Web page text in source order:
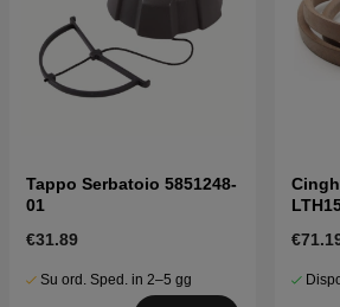
Tappo Serbatoio 5851248-
01
€31.89
Su ord. Sped. in 2–5 gg